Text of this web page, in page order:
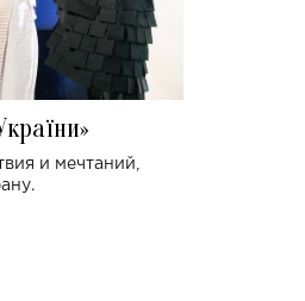
и мечтаний,